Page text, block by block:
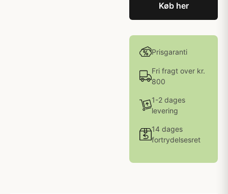
Køb her
Prisgaranti
Fri fragt over kr.
800
1-2 dages
levering
14 dages
fortrydelsesret